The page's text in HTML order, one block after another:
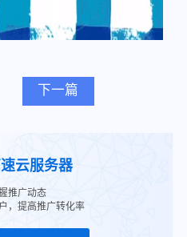
下一篇
云服务器
推广动态
，提高推广转化率